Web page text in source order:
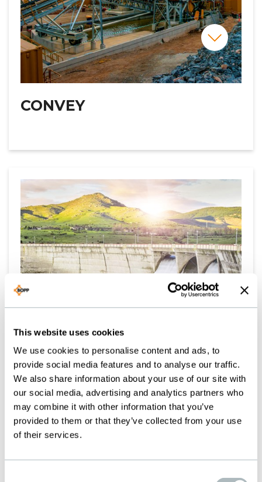
This website uses cookies
We use cookies to personalise content and ads, to
provide social media features and to analyse our traffic.
We also share information about your use of our site with
our social media, advertising and analytics partners who
may combine it with other information that you’ve
provided to them or that they’ve collected from your use
of their services.
CONVEY
GREEN TECH